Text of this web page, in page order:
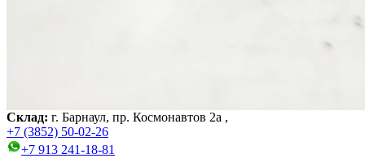
Склад: г. Барнаул, пр. Космонавтов 2а ,
+7 (3852) 50-02-26
+7 913 241-18-81